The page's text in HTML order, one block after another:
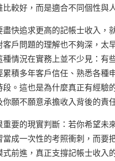
較好，而是適合不同個性與
快追求更高的記帳士收入，
戶問題的理解也不夠深，
情況在實務上並不少見：有
積多年客戶信任、熟悉各
。這也是為什麼真正有經
願不願意承擔收入背後的責
要的現實判斷：若你希望
成一次性的考照衝刺，而
前進，真正支撐記帳士收入